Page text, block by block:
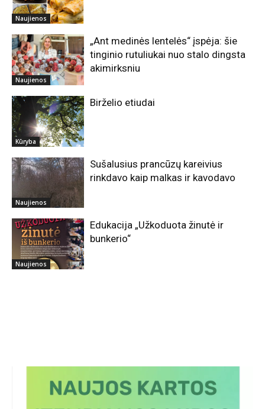
Naujienos
Naujienos
„Ant medinės lentelės“ įspėja: šie
tinginio rutuliukai nuo stalo dingsta
akimirksniu
Kūryba
Birželio etiudai
Naujienos
Sušalusius prancūzų kareivius
rinkdavo kaip malkas ir kavodavo
Naujienos
Edukacija „Užkoduota žinutė ir
bunkerio“